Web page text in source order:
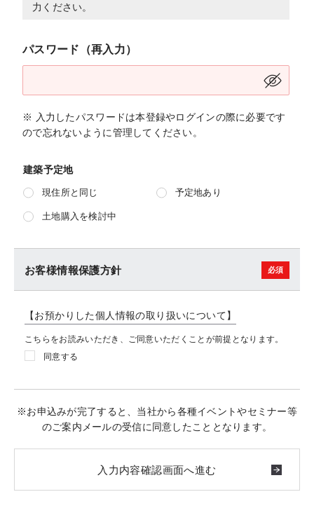
力ください。
パスワード（再入力）
※ 入力したパスワードは本登録やログインの際に必要です
ので忘れないように管理してください。
建築予定地
現住所と同じ 予定地あり
土地購入を検討中
お客様情報保護方針
【お預かりした個人情報の取り扱いについて】
こちらをお読みいただき、ご同意いただくことが前提となります。
同意する
※お申込みが完了すると、当社から各種イベントやセミナー等
のご案内メールの受信に同意したこととなります。